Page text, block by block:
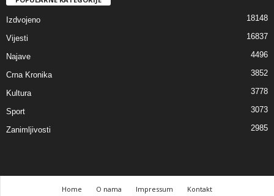
Izdvojeno 18148
Vijesti 16837
Najave 4496
Crna Kronika 3852
Kultura 3778
Sport 3073
Zanimljivosti 2985
Home O nama Impressum Kontakt